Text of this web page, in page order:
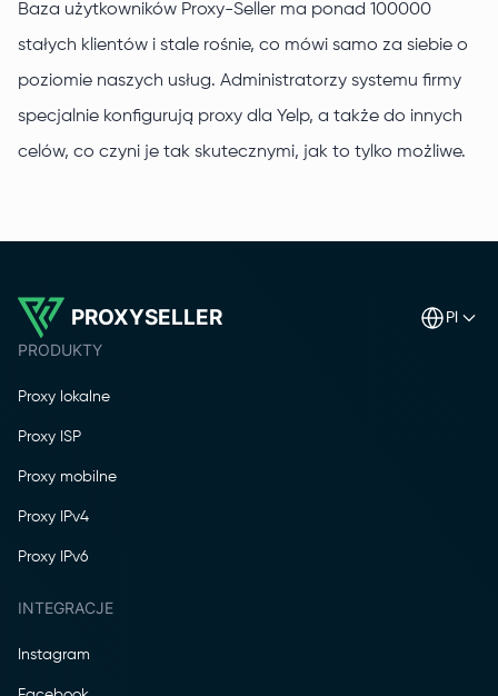
Baza użytkowników Proxy-Seller ma ponad 100000
stałych klientów i stale rośnie, co mówi samo za siebie o
poziomie naszych usług. Administratorzy systemu firmy
specjalnie konfigurują proxy dla Yelp, a także do innych
celów, co czyni je tak skutecznymi, jak to tylko możliwe.
PROXYSELLER
PRODUKTY
Proxy lokalne
Proxy ISP
Proxy mobilne
Proxy IPv4
Proxy IPv6
INTEGRACJE
Instagram